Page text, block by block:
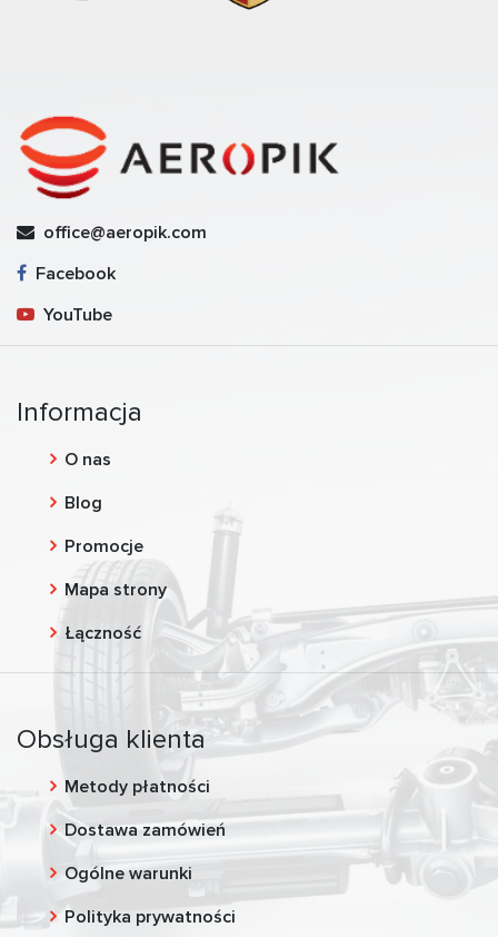
office@aeropik.com
Facebook
YouTube
Informacja
O nas
Blog
Promocje
Mapa strony
Łączność
Obsługa klienta
Metody płatności
Dostawa zamówień
Ogólne warunki
Polityka prywatności